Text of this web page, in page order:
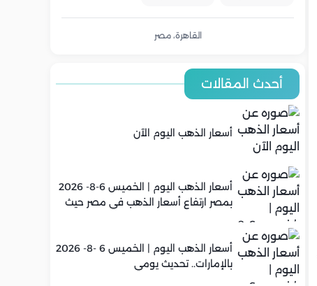
القاهرة، مصر
أحدث المقالات
أسعار الذهب اليوم الآن
أسعار الذهب اليوم | الخميس 6-8- 2026
بمصر ارتفاع أسعار الذهب في مصر حيث
أسعار الذهب اليوم | الخميس 6 -8- 2026
بالإمارات.. تحديث يومي